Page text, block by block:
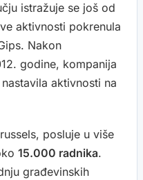
istražuje se još od
aktivnosti pokrenula
Nakon
godine, kompanija
aktivnosti na
posluje u više
15.000 radnika.
građevinskih